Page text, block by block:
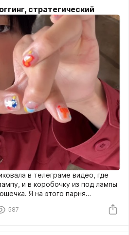
стратегический
в телеграме видео, где
и в коробочку из под лампы
Я на этого парня
587